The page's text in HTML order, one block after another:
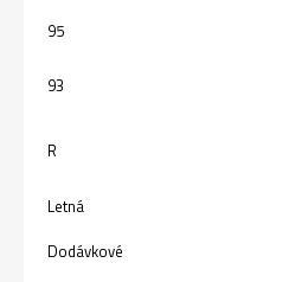
95
93
R
Letná
Dodávkové